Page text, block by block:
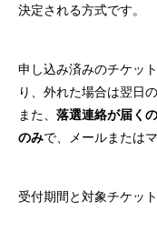
決定される方式です。
申し込み済みのチケッ
り、外れた場合は翌日
また、 落選連絡が届く
のみで、メールまたは
受付期間と対象チケッ